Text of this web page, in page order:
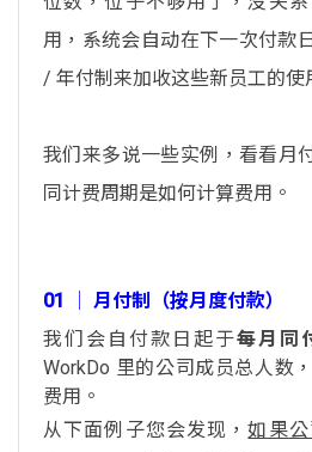
用，系统会自动在下一次付款
/ 年付制来加收这些新员工的使
我们来多说一些实例，看看月
同计费周期是如何计算费用。
01 │ 月付制（按月度付款）
我们会自付款日起于每月同
WorkDo 里的公司成员总人数
费用。
从下面例子您会发现，如果